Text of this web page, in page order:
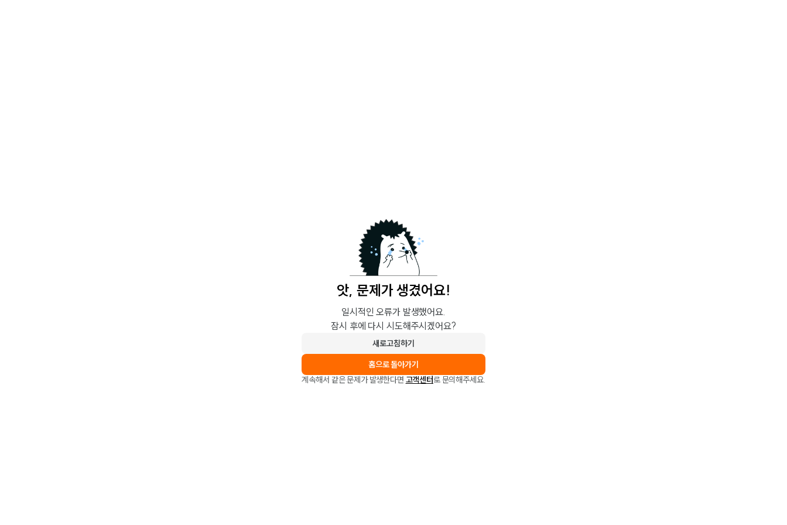
앗, 문제가 생겼어요!
일시적인 오류가 발생했어요.
잠시 후에 다시 시도해주시겠어요?
새로고침하기
홈으로 돌아가기
계속해서 같은 문제가 발생한다면 고객센터로 문의해주세요.